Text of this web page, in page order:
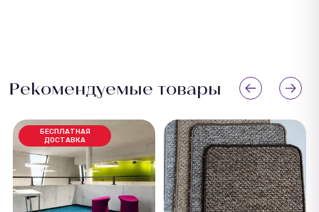
Рекомендуемые товары
БЕСПЛАТНАЯ
ДОСТАВКА